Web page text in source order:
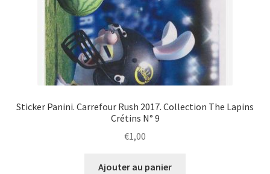
Sticker Panini. Carrefour Rush 2017. Collection The Lapins
Crétins N° 9
€1,00
Ajouter au panier